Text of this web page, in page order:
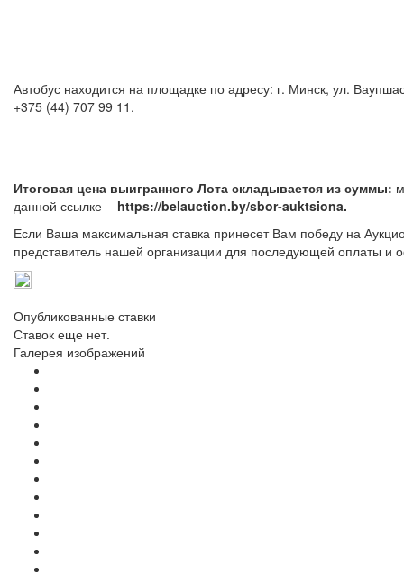
Автобус находится на площадке по адресу: г. Минск, ул.
+375 (44) 707 99 11.
Итоговая цена выигранного Лота складывается из суммы:
данной ссылке - https://belauction.by/sbor-auktsiona.
Если Ваша максимальная ставка принесет Вам победу на
представитель нашей организации для последующей оплаты и
Опубликованные ставки
Ставок еще нет.
Галерея изображений